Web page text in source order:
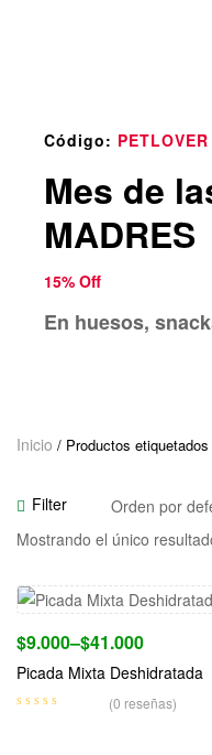
Código: PETLOVER
Mes de
MADRES
15% Off
En huesos,
Inicio / Productos etiquetados
Filter
Mostrando el único
$9.000–$41.000
Picada Mixta Deshidratada
(0 reseñas)